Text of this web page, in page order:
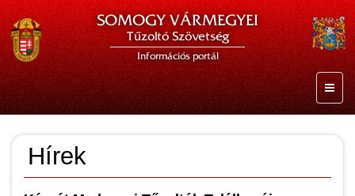
SOMOGY VÁRMEGYEI
Tűzoltó Szövetség
Információs portál
Hírek